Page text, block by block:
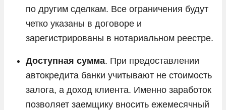
УАЗ
по другим сделкам. Все ограничения будут
четко указаны в договоре и
зарегистрированы в нотариальном реестре.
Доступная сумма. При предоставлении
автокредита банки учитывают не стоимость
залога, а доход клиента. Именно заработок
позволяет заемщику вносить ежемесячный